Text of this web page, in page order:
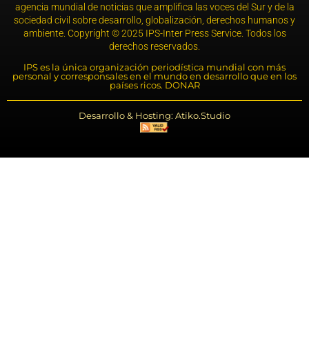
agencia mundial de noticias que amplifica las voces del Sur y de la
sociedad civil sobre desarrollo, globalización, derechos humanos y
ambiente. Copyright © 2025 IPS-Inter Press Service. Todos los
derechos reservados.
IPS es la única organización periodística mundial con más
personal y corresponsales en el mundo en desarrollo que en los
países ricos. DONAR
Desarrollo & Hosting: Atiko.Studio